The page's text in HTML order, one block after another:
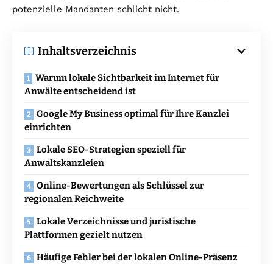
potenzielle Mandanten schlicht nicht.
Inhaltsverzeichnis
Warum lokale Sichtbarkeit im Internet für
Anwälte entscheidend ist
Google My Business optimal für Ihre Kanzlei
einrichten
Lokale SEO-Strategien speziell für
Anwaltskanzleien
Online-Bewertungen als Schlüssel zur
regionalen Reichweite
Lokale Verzeichnisse und juristische
Plattformen gezielt nutzen
Häufige Fehler bei der lokalen Online-Präsenz